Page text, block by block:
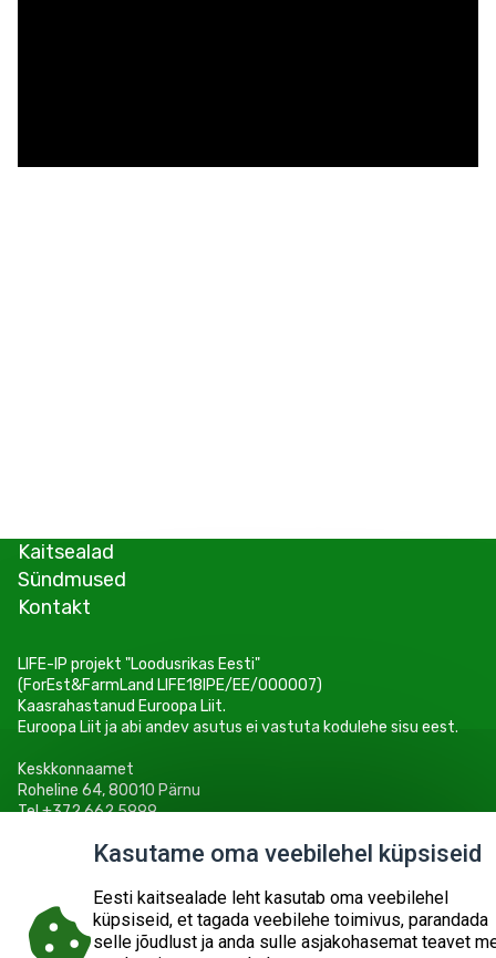
Kaitsealad
Sündmused
Kontakt
© 2026 KESKKONNAAMET SISUKAART ESITA PÄRING
LIFE-IP projekt "Loodusrikas Eesti"
(ForEst&FarmLand LIFE18IPE/EE/000007)
Kaasrahastanud Euroopa Liit.
Euroopa Liit ja abi andev asutus ei vastuta kodulehe sisu eest.
Keskkonnaamet
Roheline 64, 80010 Pärnu
Tel +372 662 5999
Kasutame oma veebilehel küpsiseid
Eesti kaitsealade leht kasutab oma veebilehel
küpsiseid, et tagada veebilehe toimivus, parandada
selle jõudlust ja anda sulle asjakohasemat teavet